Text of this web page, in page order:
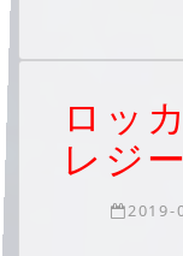
ロッ
レジ
2019-